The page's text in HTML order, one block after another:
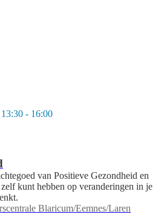
- 16:00
van Positieve Gezondheid en
kunt hebben op veranderingen in je
Blaricum/Eemnes/Laren